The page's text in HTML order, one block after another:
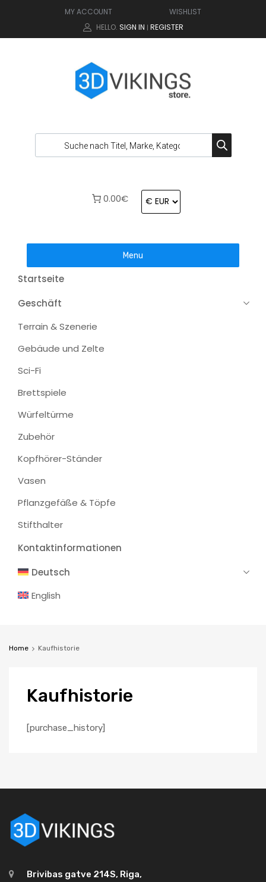
MY ACCOUNT
WISHLIST
HELLO. SIGN IN | REGISTER
0.00€
Menu
Startseite
Geschäft
Terrain & Szenerie
Gebäude und Zelte
Sci-Fi
Brettspiele
Würfeltürme
Zubehör
Kopfhörer-Ständer
Vasen
Pflanzgefäße & Töpfe
Stifthalter
Kontaktinformationen
Deutsch
English
Home Kaufhistorie
Kaufhistorie
[purchase_history]
Brivibas gatve 214S, Riga,